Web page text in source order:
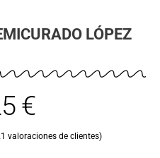
LÓPEZ
€
valoraciones de clientes)